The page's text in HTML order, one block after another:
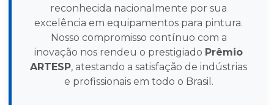
reconhecida nacionalmente por sua
excelência em equipamentos para pintura.
Nosso compromisso contínuo com a
inovação nos rendeu o prestigiado Prêmio
ARTESP, atestando a satisfação de indústrias
e profissionais em todo o Brasil.